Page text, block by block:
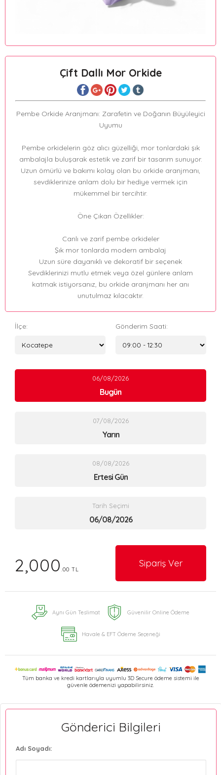
Çift Dallı Mor Orkide
Pembe Orkide Aranjmanı: Zarafetin ve Doğanın Büyüleyici
Uyumu
Pembe orkidelerin göz alıcı güzelliği, mor tonlardaki şık
ambalajla buluşarak estetik ve zarif bir tasarım sunuyor.
Uzun ömürlü ve bakımı kolay olan bu orkide aranjmanı,
sevdiklerinize anlam dolu bir hediye vermek için
mükemmel bir tercihtir.
Öne Çıkan Özellikler:
Canlı ve zarif pembe orkideler
Şık mor tonlarda modern ambalaj
Uzun süre dayanıklı ve dekoratif bir seçenek
Sevdiklerinizi mutlu etmek veya özel günlere anlam
katmak istiyorsanız, bu orkide aranjmanı her anı
unutulmaz kılacaktır.
İlçe: Gönderim Saati:
06/08/2026
Bugün
07/08/2026
Yarın
08/08/2026
Ertesi Gün
Tarih Seçimi
2,000 .00 TL
Sipariş Ver
Aynı Gün Teslimat Güvenilir Online Ödeme
Havale & EFT Ödeme Seçeneği
Tüm banka ve kredi kartlarıyla uyumlu 3D Secure ödeme sistemi ile
güvenle ödemenizi yapabilirsiniz.
Gönderici Bilgileri
Adı Soyadı: